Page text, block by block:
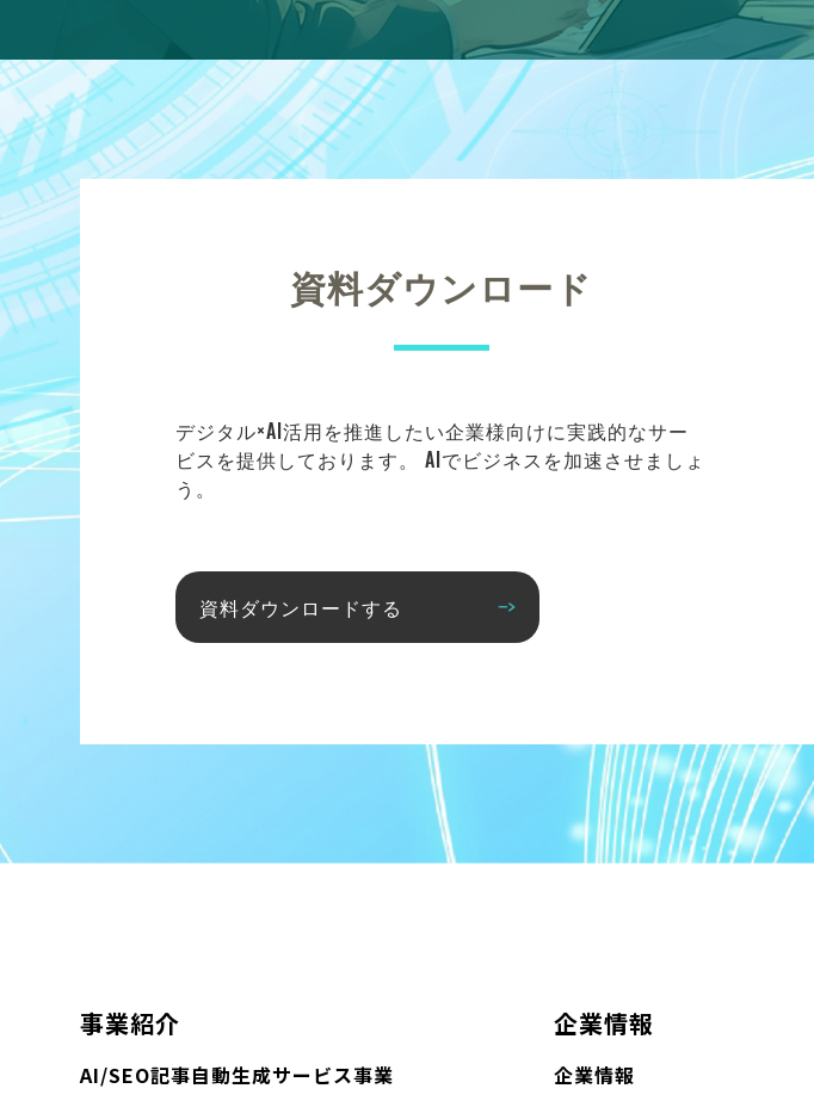
資料ダウンロード
デジタル×AI活用を推進したい企業様向けに実践的なサー
ビスを提供しております。 AIでビジネスを加速させましょ
う。
資料ダウンロードする
事業紹介
AI/SEO記事自動生成サービス事業
企業情報
企業情報